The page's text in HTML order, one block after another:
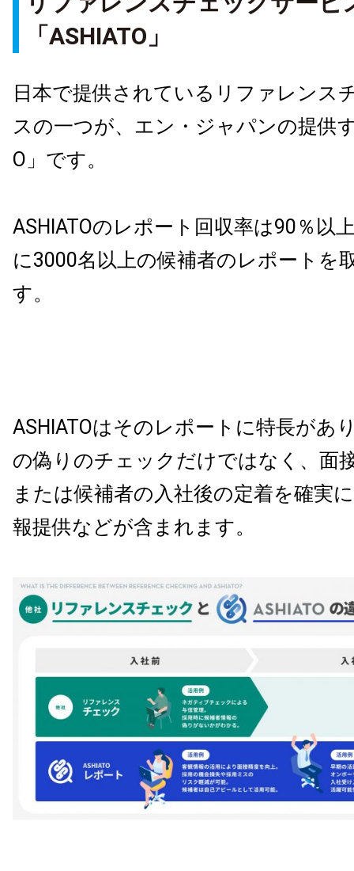
「ASHIATO」
日本で提供されているリファレンス
スの一つが、エン・ジャパンの提供
O」です。
ASHIATOのレポート回収率は90％以
に3000名以上の候補者のレポートを
す。
ASHIATOはそのレポートに特長があ
の偽りのチェックだけではなく、面
または候補者の入社後の定着を確実
報提供などが含まれます。